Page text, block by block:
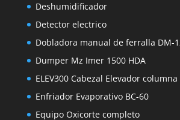
Deshumidificador
Detector electrico
Dobladora manual de ferralla DM-
Dumper Mz Imer 1500 HDA
ELEV300 Cabezal Elevador columna
Enfriador Evaporativo BC-60
Equipo Oxicorte completo